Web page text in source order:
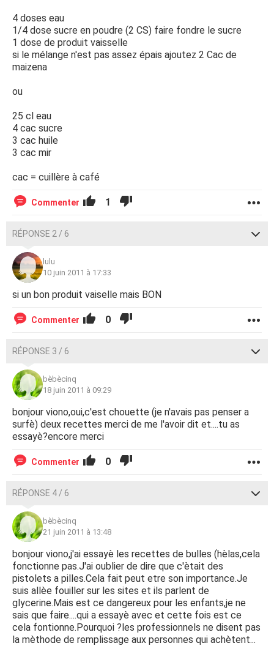
4 doses eau
1/4 dose sucre en poudre (2 CS) faire fondre le sucre
1 dose de produit vaisselle
si le mélange n'est pas assez épais ajoutez 2 Cac de
maizena
ou
25 cl eau
4 cac sucre
3 cac huile
3 cac mir
cac = cuillère à café
Commenter 1
RÉPONSE 2 / 6
lulu
10 juin 2011 à 17:33
si un bon produit vaiselle mais BON
Commenter 0
RÉPONSE 3 / 6
bèbècinq
18 juin 2011 à 09:29
bonjour viono,oui,c'est chouette (je n'avais pas penser a
surfè) deux recettes merci de me l'avoir dit et....tu as
essayè?encore merci
Commenter 0
RÉPONSE 4 / 6
bèbècinq
21 juin 2011 à 13:48
bonjour viono,j'ai essayè les recettes de bulles (hèlas,cela
fonctionne pas.J'ai oublier de dire que c'ètait des
pistolets a pilles.Cela fait peut etre son importance.Je
suis allèe fouiller sur les sites et ils parlent de
glycerine.Mais est ce dangereux pour les enfants,je ne
sais que faire....qui a essayè avec et cette fois est ce
cela fontionne.Pourquoi ?les professionnels ne disent pas
la mèthode de remplissage aux personnes qui achètent...